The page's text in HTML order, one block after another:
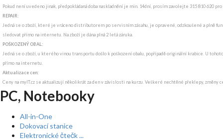
Pokud není uvedeno jinak, předpokládaná doba naskladnění je min. 14dní, prosím zavolejte 315 810 620
REPAIR:
Jedná se o zboží, které je vráceno distributorem po servisním zásahu, je opravené, odzkoušené a plně
sledovat přímo na internetu. Na zboží je dána plná 2 letá záruka.
POŠKOZENÝ OBAL:
Jedná se o zboží, u kterého vinou transportu došlo k poškození obalu, popřípadě originální krabice. U
přímo na internetu.
Aktualizace cen:
Ceny na myIT.cz se aktualizují několikrát za den v závislosti na kurzu. Veškeré nechtěné překlepy, změny
PC, Notebooky
All-in-One
Dokovací stanice
Elektronické čtečk ...